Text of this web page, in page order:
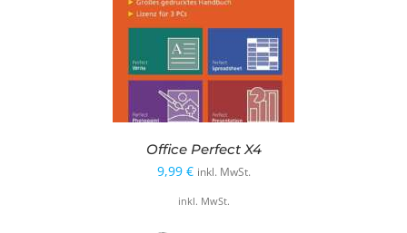
Office Perfect X4
9,99 € inkl. MwSt.
inkl. MwSt.